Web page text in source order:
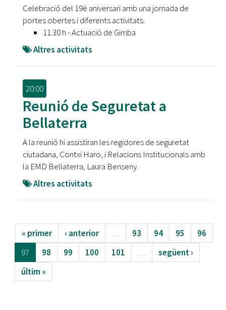
Celebració del 19è aniversari amb una jornada de
portes obertes i diferents activitats.
11.30 h - Actuació de Gimba
Altres activitats
20:00
Reunió de Seguretat a
Bellaterra
A la reunió hi assistiran les regidores de seguretat
ciutadana, Contxi Haro, i Relacions Institucionals amb
la EMD Bellaterra, Laura Benseny.
Altres activitats
« primer ‹ anterior … 93 94 95
96
97
98 99 100 101 …
següent ›
últim »